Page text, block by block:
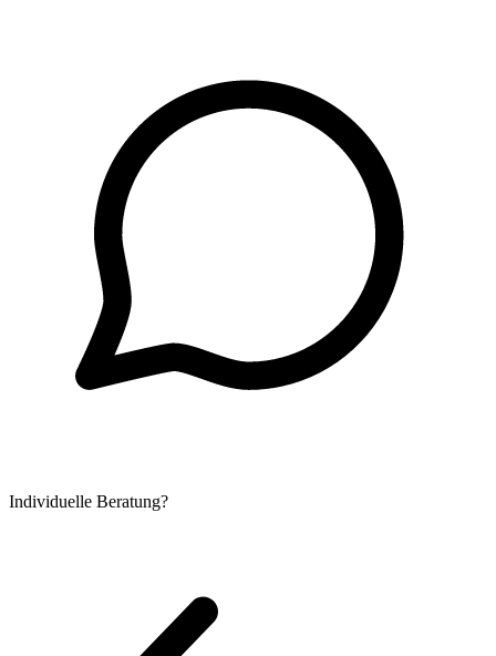
Individuelle Beratung?